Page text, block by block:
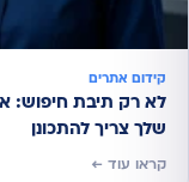
קידום אתרים
שלך צריך להתכונן
קראו עוד ←